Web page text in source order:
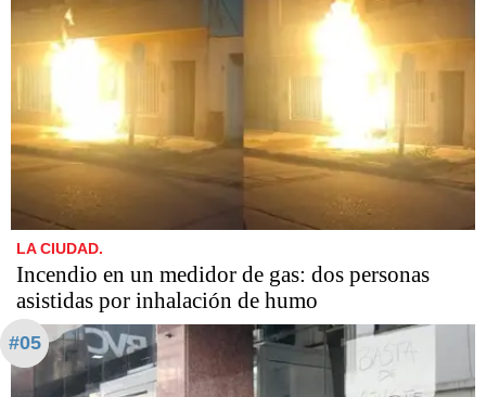
LA CIUDAD.
Incendio en un medidor de gas: dos personas
asistidas por inhalación de humo
#05